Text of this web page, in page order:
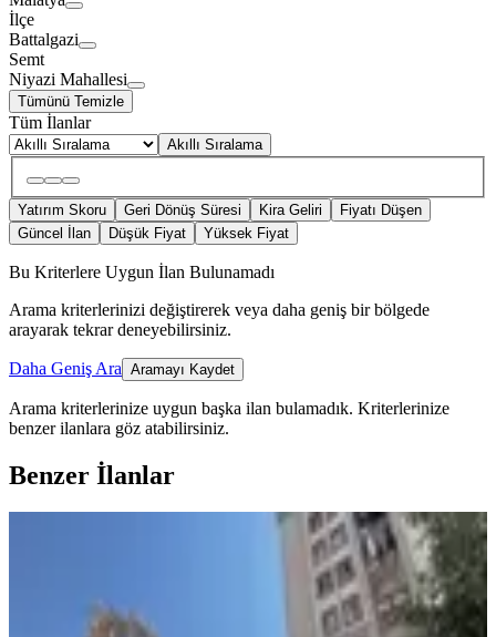
İlçe
Battalgazi
Semt
Niyazi Mahallesi
Tümünü Temizle
Tüm İlanlar
Akıllı Sıralama
Yatırım Skoru Geri Dönüş Süresi Kira Geliri
Fiyatı Düşen
Güncel İlan
Düşük Fiyat Yüksek Fiyat
Bu Kriterlere Uygun İlan Bulunamadı
Arama kriterlerinizi değiştirerek veya daha geniş bir bölgede
arayarak tekrar deneyebilirsiniz.
Daha Geniş Ara Aramayı Kaydet
Arama kriterlerinize uygun başka ilan bulamadık. Kriterlerinize
benzer ilanlara göz atabilirsiniz.
Benzer İlanlar
Batur Gayrimenkul'den Basın Yayın
Sitesi Tokiler'de Satılık 2+1
Battalgazi, Merkez Beydağı Mahallesi